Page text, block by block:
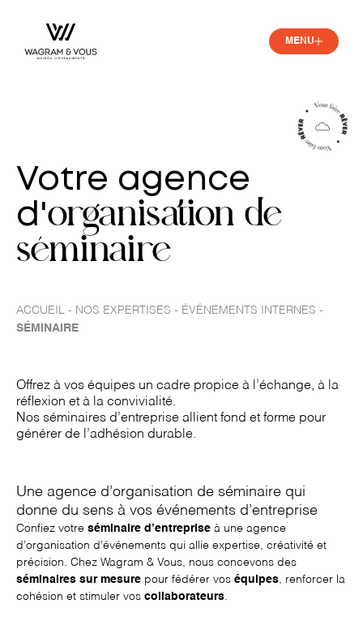
MENU
Votre agence
d'organisation de
séminaire
ACCUEIL - NOS EXPERTISES - ÉVÉNEMENTS INTERNES -
SÉMINAIRE
Offrez à vos équipes un cadre propice à l’échange, à la
réflexion et à la convivialité.
Nos séminaires d’entreprise allient fond et forme pour
générer de l’adhésion durable.
Une agence d’organisation de séminaire qui
donne du sens à vos événements d’entreprise
Confiez votre séminaire d’entreprise à une agence
d’organisation d’événements qui allie expertise, créativité et
précision. Chez Wagram & Vous, nous concevons des
séminaires sur mesure pour fédérer vos équipes, renforcer la
cohésion et stimuler vos collaborateurs.